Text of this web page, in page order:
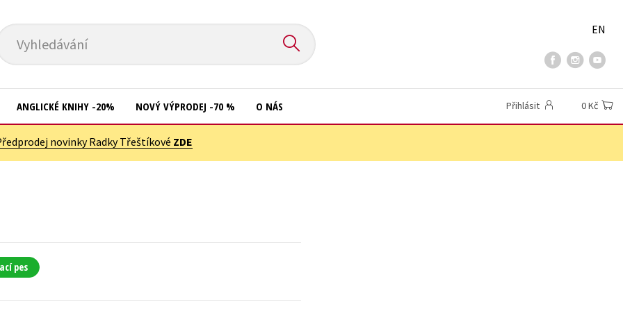
Vyhledávání
EN
ANGLICKÉ KNIHY -20% NOVÝ VÝPRODEJ -70 % O NÁS Přihlásit 0 Kč
novinky Radky Třeštíkové ZDE
pes